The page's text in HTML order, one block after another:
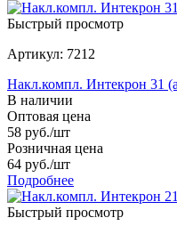
Быстрый просмотр
Артикул: 7212
Накл.компл. Интекрон 31
В наличии
Оптовая цена
58 руб./шт
Розничная цена
64 руб./шт
Подробнее
Быстрый просмотр